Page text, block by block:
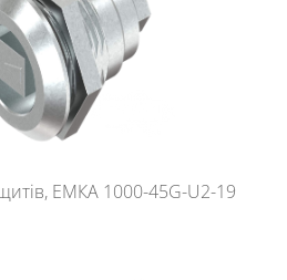
ЕМКА 1000-45G-U2-19